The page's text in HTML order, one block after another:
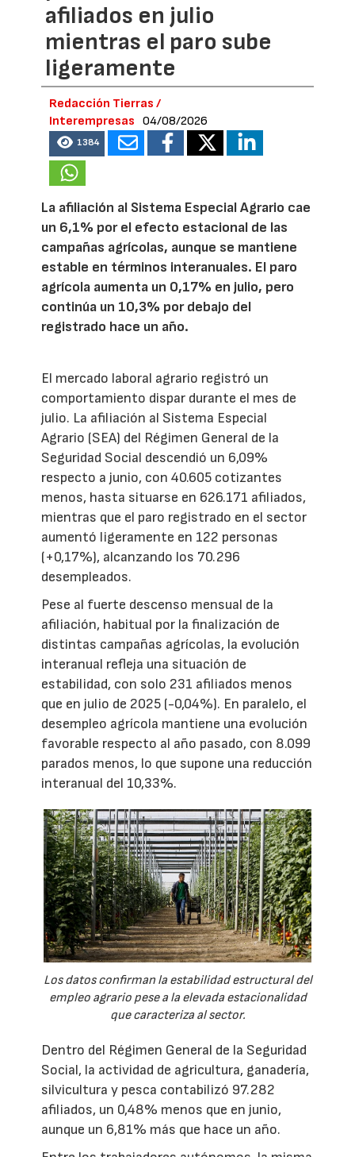
afiliados en julio
mientras el paro sube
ligeramente
Redacción Tierras /
Interempresas
04/08/2026
1384
La afiliación al Sistema Especial Agrario cae
un 6,1% por el efecto estacional de las
campañas agrícolas, aunque se mantiene
estable en términos interanuales. El paro
agrícola aumenta un 0,17% en julio, pero
continúa un 10,3% por debajo del
registrado hace un año.
El mercado laboral agrario registró un
comportamiento dispar durante el mes de
julio. La afiliación al Sistema Especial
Agrario (SEA) del Régimen General de la
Seguridad Social descendió un 6,09%
respecto a junio, con 40.605 cotizantes
menos, hasta situarse en 626.171 afiliados,
mientras que el paro registrado en el sector
aumentó ligeramente en 122 personas
(+0,17%), alcanzando los 70.296
desempleados.
Pese al fuerte descenso mensual de la
afiliación, habitual por la finalización de
distintas campañas agrícolas, la evolución
interanual refleja una situación de
estabilidad, con solo 231 afiliados menos
que en julio de 2025 (-0,04%). En paralelo, el
desempleo agrícola mantiene una evolución
favorable respecto al año pasado, con 8.099
parados menos, lo que supone una reducción
interanual del 10,33%.
Los datos confirman la estabilidad estructural del
empleo agrario pese a la elevada estacionalidad
que caracteriza al sector.
Dentro del Régimen General de la Seguridad
Social, la actividad de agricultura, ganadería,
silvicultura y pesca contabilizó 97.282
afiliados, un 0,48% menos que en junio,
aunque un 6,81% más que hace un año.